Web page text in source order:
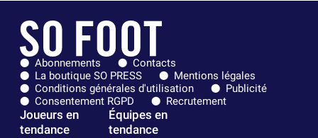
Abonnements
Contacts
La boutique SO PRESS
Mentions légales
Conditions générales d'utilisation
Publicité
Consentement RGPD
Recrutement
Joueurs en
tendance
Équipes en
tendance